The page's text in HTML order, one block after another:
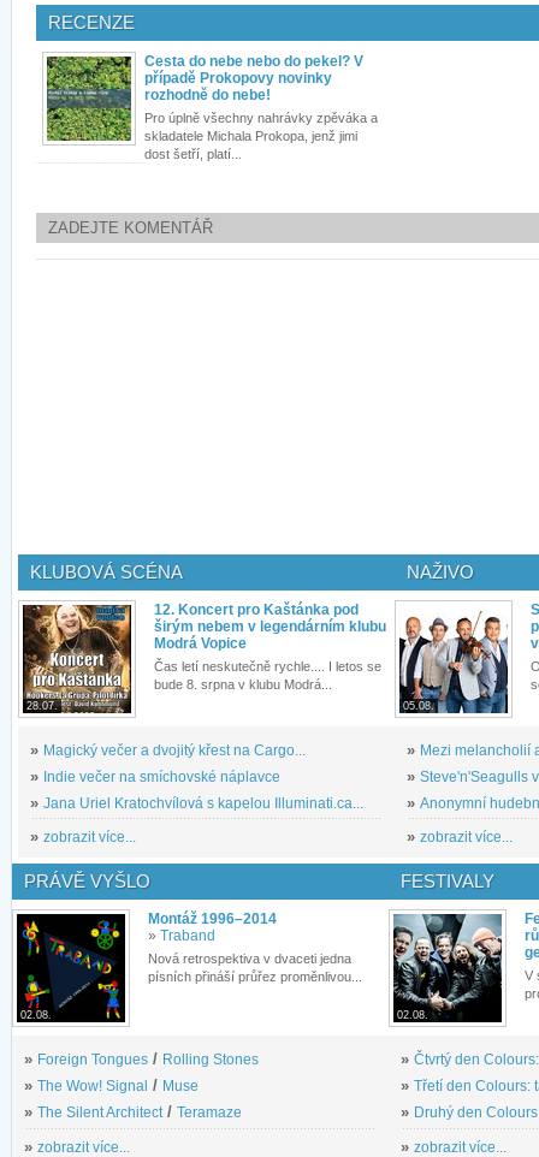
RECENZE
Cesta do nebe nebo do pekel? V
případě Prokopovy novinky
rozhodně do nebe!
Pro úplně všechny nahrávky zpěváka a
skladatele Michala Prokopa, jenž jimi
dost šetří, platí...
ZADEJTE KOMENTÁŘ
KLUBOVÁ SCÉNA
28.07.
12. Koncert pro Kaštánka pod
širým nebem v legendárním klubu
Modrá Vopice
Čas letí neskutečně rychle.... I letos se
bude 8. srpna v klubu Modrá...
» Magický večer a dvojitý křest na Cargo...
» Indie večer na smíchovské náplavce
» Jana Uriel Kratochvílová s kapelou Illuminati.ca...
» zobrazit více...
NAŽIVO
05.08.
» Mezi melancholií
» Steve'n'Seagulls
» Anonymní
» zobrazit více...
PRÁVĚ VYŠLO
02.08.
Montáž 1996–2014
» Traband
Nová retrospektiva v dvaceti jedna
písních přináší průřez proměnlivou...
» Foreign Tongues / Rolling Stones
» The Wow! Signal / Muse
» The Silent Architect/ Teramaze
» zobrazit více...
FESTIVALY
02.08.
V
» Čtvrtý den
» Třetí den Colours:
» Druhý den
» zobrazit více...